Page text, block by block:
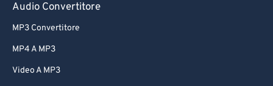
Audio Convertitore
MP3 Convertitore
MP4 A MP3
Video A MP3